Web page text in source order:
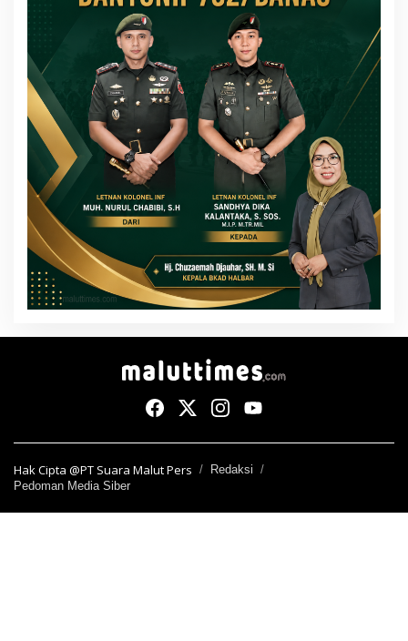
Hak Cipta @PT Suara Malut Pers
Redaksi
Pedoman Media Siber